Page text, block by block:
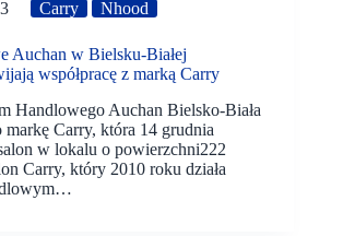
Carry Nhood
Auchan w Bielsku-Białej
współpracę z marką Carry
Handlowego Auchan Bielsko-Biała
markę Carry, która 14 grudnia
w lokalu o powierzchni222
Carry, który 2010 roku działa